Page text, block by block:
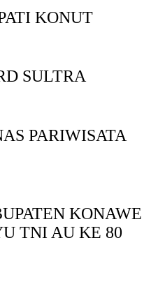
KONUT
SULTRA
PARIWISATA
KONAWE
TNI AU KE 80